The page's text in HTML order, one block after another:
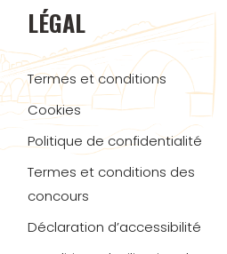
LÉGAL
Termes et conditions
Cookies
Politique de confidentialité
Termes et conditions des
concours
Déclaration d’accessibilité